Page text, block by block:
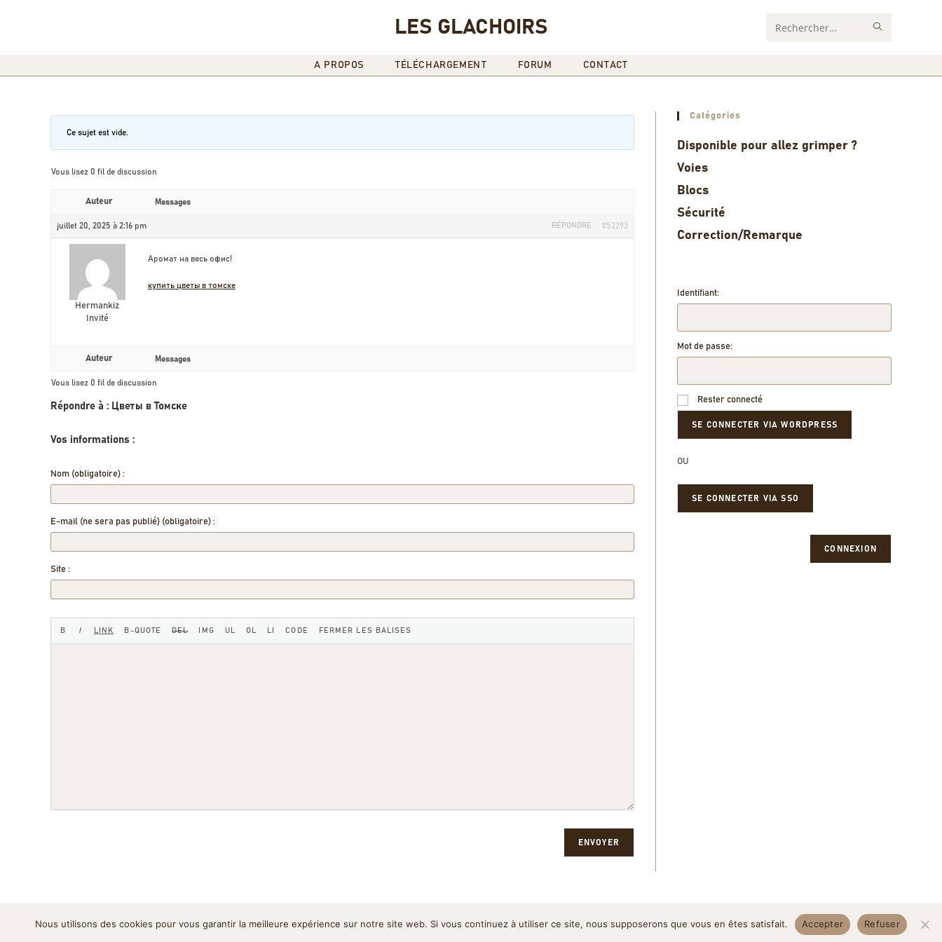
LES GLACHOIRS Rechercher
A PROPOS TÉLÉCHARGEMENT FORUM CONTACT
Ce sujet est vide.
Vous lisez 0 fil de discussion
Auteur Messages
juillet 20, 2025 à 2:16 pm #52293
RÉPONDRE
Hermankiz
Invité
Аромат на весь офис!
купить цветы в томске
Auteur Messages
Vous lisez 0 fil de discussion
Répondre à : Цветы в Томске
Vos informations :
Nom (obligatoire) :
E-mail (ne sera pas publié) (obligatoire) :
Site :
ENVOYER
Catégories
Disponible pour allez grimper ?
Voies
Blocs
Sécurité
Correction/Remarque
Identifiant:
Mot de passe:
Rester connecté
OU
SE CONNECTER VIA SSO
CONNEXION
Mentions légales Politique de cookies Politique de confidentialité
Nous utilisons des cookies pour vous garantir la meilleure expérience sur notre site web. Si vous continuez à utiliser ce site, nous supposerons que vous en êtes satisfait. Accepter Refuser